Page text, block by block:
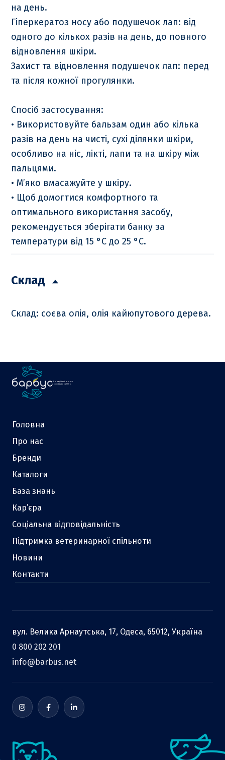
на день.
Гіперкератоз носу або подушечок лап: від
одного до кількох разів на день, до повного
відновлення шкіри.
Захист та відновлення подушечок лап: перед
та після кожної прогулянки.
Спосіб застосування:
• Використовуйте бальзам один або кілька
разів на день на чисті, сухі ділянки шкіри,
особливо на ніс, лікті, лапи та на шкіру між
пальцями.
• М’яко вмасажуйте у шкіру.
• Щоб домогтися комфортного та
оптимального використання засобу,
рекомендується зберігати банку за
температури від 15 °C до 25 °C.
Склад
Склад: соєва олія, олія кайюпутового дерева.
Ваш надійний партнер
у зоотоварах з 2000 р.
Головна
Про нас
Бренди
Каталоги
База знань
Кар’єра
Соціальна відповідальність
Підтримка ветеринарної спільноти
Новини
Контакти
вул. Велика Арнаутська, 17, Одеса, 65012, Україна
0 800 202 201
info@barbus.net